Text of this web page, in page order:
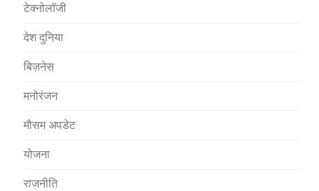
टेक्नोलॉजी
देश दुनिया
बिज़नेस
मनोरंजन
मौसम अपडेट
योजना
राजनीति